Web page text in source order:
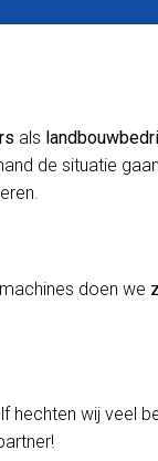
als
de situatie gaan
doen we
hechten wij veel